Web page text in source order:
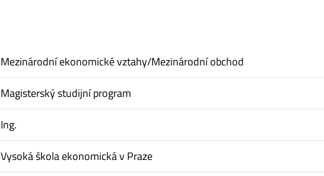
Mezinárodní ekonomické vztahy/Mezinárodní obchod
Magisterský studijní program
Ing.
Vysoká škola ekonomická v Praze